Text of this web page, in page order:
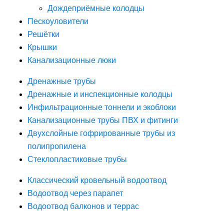
Дождеприёмные колодцы
Пескоуловители
Решётки
Крышки
Канализационные люки
Дренажные трубы
Дренажные и инспекционные колодцы
Инфильтрационные тоннели и экоблоки
Канализационные трубы ПВХ и фитинги
Двухслойные гофрированные трубы из
полипропилена
Стеклопластиковые трубы
Классический кровельный водоотвод
Водоотвод через парапет
Водоотвод балконов и террас